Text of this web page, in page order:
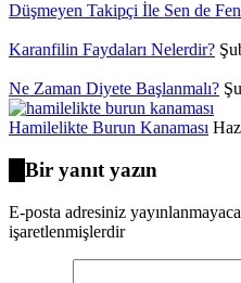
Düşmeyen Takipçi İle Sen de
Karanfilin Faydaları Nelerdir?
Ne Zaman Diyete Başlanmalı?
Hamilelikte Burun Kanaması
Bir yanıt yazın
E-posta adresiniz
işaretlenmişlerdir